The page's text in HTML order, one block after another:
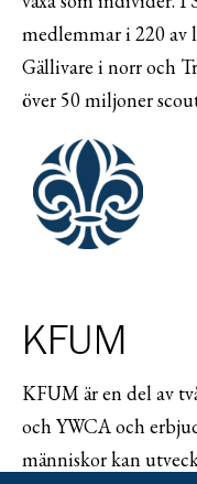
medlemmar i 220 av
Gällivare i norr och
över 50 miljoner
KFUM
KFUM är en del av
och YWCA och
människor kan